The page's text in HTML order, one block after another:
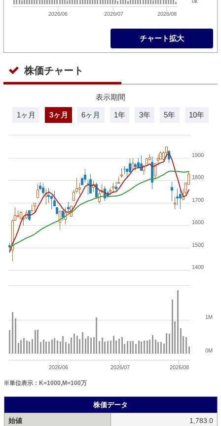
2026/06 2026/07 2026/08
チャート拡大
株価チャート
表示期間
1ヶ月 3ヶ月 6ヶ月 1年 3年 5年 10年
2026/06 2026/07 2026/08
1400
1500
1600
1700
1800
1900
0M
1M
※単位表示：K=1000,M=100万
株価データ
始値
1,783.0